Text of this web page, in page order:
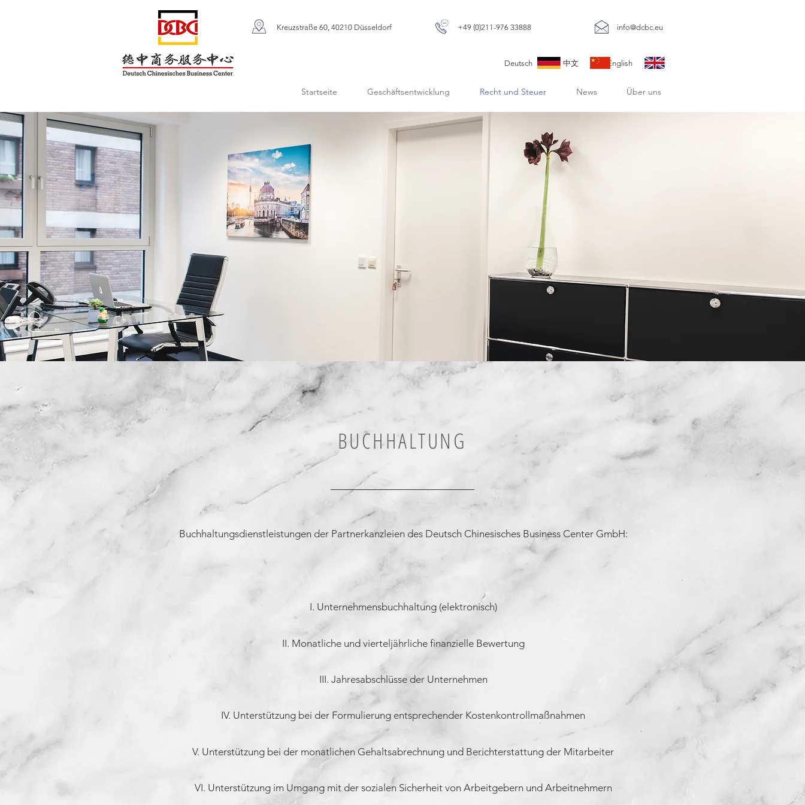
Kreuzstraße 60, 40210 Düsseldorf +49 (0)211-976 33888 info@dcbc.eu
Deutsch 中文 English
Startseite Geschäftsentwicklung Recht und Steuer News Über uns
BUCHHALTUNG
Buchhaltungsdienstleistungen der Partnerkanzleien des Deutsch Chinesisches Business Center GmbH:
I. Unternehmensbuchhaltung (elektronisch)
II. Monatliche und vierteljährliche finanzielle Bewertung
III. Jahresabschlüsse der Unternehmen
IV. Unterstützung bei der Formulierung entsprechender Kostenkontrollmaßnahmen
V. Unterstützung bei der monatlichen Gehaltsabrechnung und Berichterstattung der Mitarbeiter
VI. Unterstützung im Umgang mit der sozialen Sicherheit von Arbeitgebern und Arbeitnehmern